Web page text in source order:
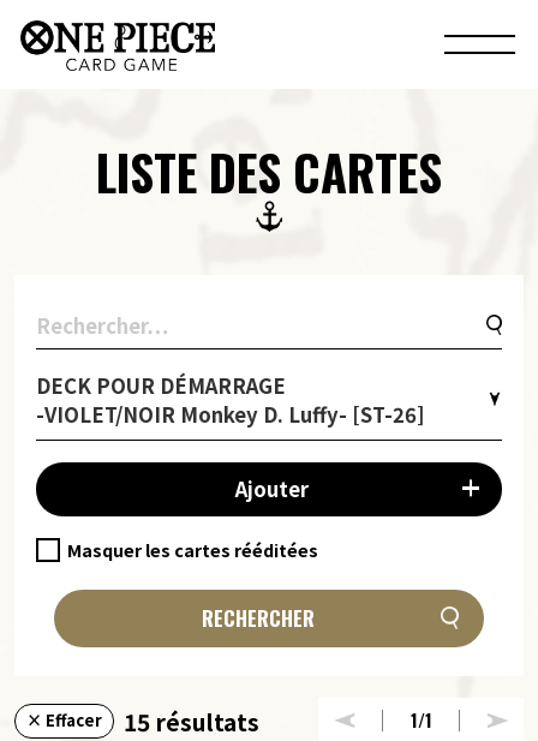
LISTE DES CARTES
DECK POUR DÉMARRAGE
-VIOLET/NOIR Monkey D. Luffy- [ST-26]
Ajouter
Masquer les cartes rééditées
RECHERCHER
× Effacer 15 résultats 1/1